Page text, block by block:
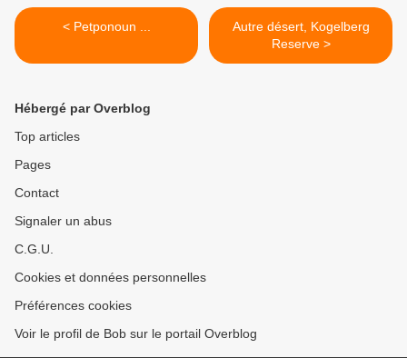
< Petponoun ...
Autre désert, Kogelberg
Reserve >
Hébergé par Overblog
Top articles
Pages
Contact
Signaler un abus
C.G.U.
Cookies et données personnelles
Préférences cookies
Voir le profil de Bob sur le portail Overblog